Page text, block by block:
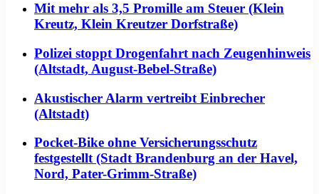
Mit mehr als 3,5 Promille am Steuer (Klein
Kreutz, Klein Kreutzer Dorfstraße)
Polizei stoppt Drogenfahrt nach Zeugenhinweis
(Altstadt, August-Bebel-Straße)
Akustischer Alarm vertreibt Einbrecher
(Altstadt)
Pocket-Bike ohne Versicherungsschutz
festgestellt (Stadt Brandenburg an der Havel,
Nord, Pater-Grimm-Straße)